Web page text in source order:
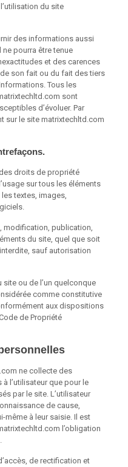
du site
des informations aussi
pourra être tenue
et des carences
son fait ou du fait des tiers
Tous les
sont
d’évoluer. Par
sur le site matrixtechltd.com
droits de propriété
sur tous les éléments
textes, images,
modification, publication,
du site, quel que soit
sauf autorisation
ou de l’un quelconque
comme constitutive
aux dispositions
de Propriété
ne collecte des
l’utilisateur que pour le
par le site. L’utilisateur
de cause,
même à leur saisie. Il est
l’obligation
de rectification et